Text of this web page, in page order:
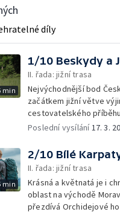
díly
min
1/10 Beskydy a
II. řada: jižní trasa
Nejvýchodnější bod
začátkem jižní větve
cestovatelského
Poslední vysílání17. 3.
min
2/10 Bílé
II. řada: jižní trasa
Krásná a květnatá je i
oblast na východě
přezdívá Orchidejové